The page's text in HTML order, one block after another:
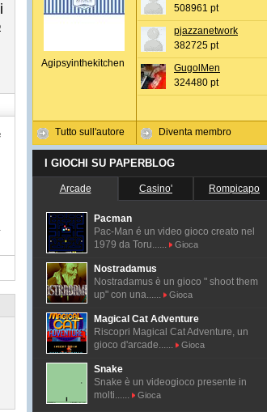
Agipsyinthekitchen
Tutto sull'autore
508961 pt
pjazzanetwork
382725 pt
GugolMen
324480 pt
Diventa membro
I GIOCHI SU PAPERBLOG
Arcade Casino' Rompicapo
Pacman
Pac-Man é un video gioco creato nel
1979 da Toru......
Gioca
Nostradamus
Nostradamus è un gioco " shoot them
up" con una......
Gioca
Magical Cat Adventure
Riscopri Magical Cat Adventure, un
gioco d'arcade......
Gioca
Snake
Snake è un videogioco presente in
molti......
Gioca